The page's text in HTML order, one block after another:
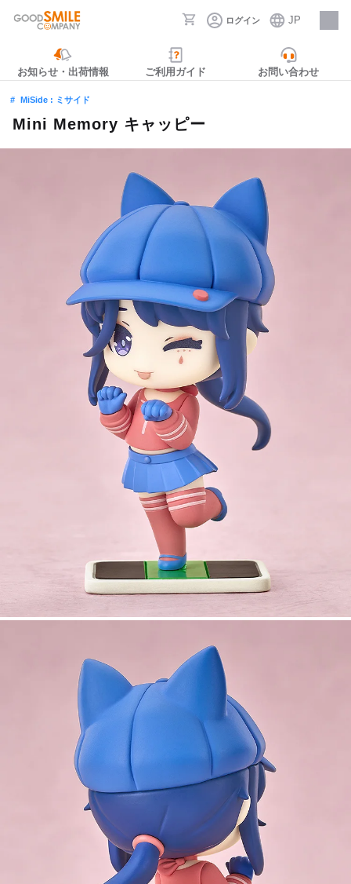
ログイン JP
採用情報
お知らせ・出荷情報 ご利用ガイド お問い合わせ
MiSide : ミサイド
Mini Memory キャッピー